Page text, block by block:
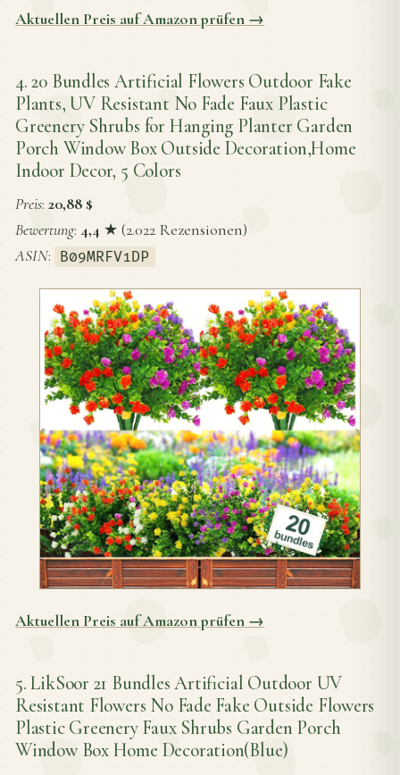
Aktuellen Preis auf Amazon prüfen →
4. 20 Bundles Artificial Flowers Outdoor Fake
Plants, UV Resistant No Fade Faux Plastic
Greenery Shrubs for Hanging Planter Garden
Porch Window Box Outside Decoration,Home
Indoor Decor, 5 Colors
Preis: 20,88 $
Bewertung: 4,4 ★ (2.022 Rezensionen)
ASIN: B09MRFV1DP
Aktuellen Preis auf Amazon prüfen →
5. LikSoor 21 Bundles Artificial Outdoor UV
Resistant Flowers No Fade Fake Outside Flowers
Plastic Greenery Faux Shrubs Garden Porch
Window Box Home Decoration(Blue)